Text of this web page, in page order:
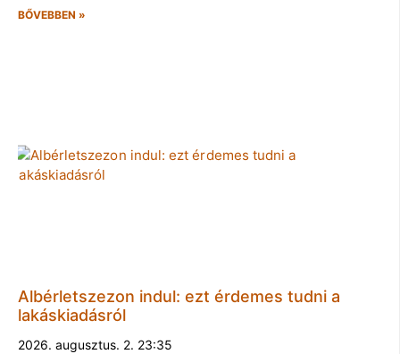
BŐVEBBEN »
Albérletszezon indul: ezt érdemes tudni a
lakáskiadásról
2026. augusztus. 2. 23:35